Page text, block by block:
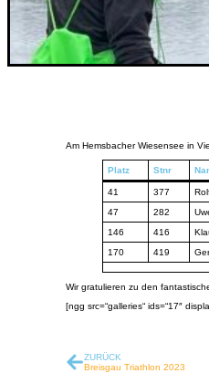
Am Hemsbacher Wiesensee in
Platz Stnr
41 377
47
282
146
416
170
419
Wir gratulieren zu den
[ngg src=“galleries“ ids=“17″
ZURÜCK
Breisgau Triathlon 2023